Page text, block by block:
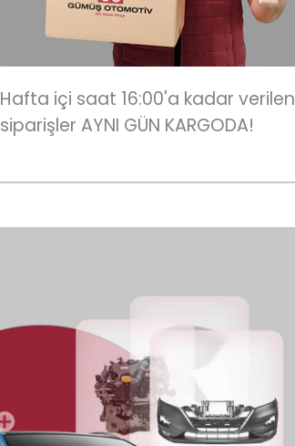
Hafta içi saat 16:00'a kadar verilen
siparişler AYNI GÜN KARGODA!